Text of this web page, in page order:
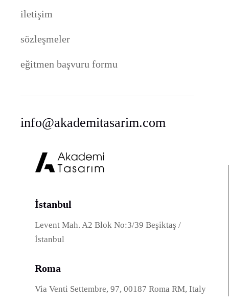
iletişim
sözleşmeler
eğitmen başvuru formu
info@akademitasarim.com
İstanbul
Levent Mah. A2 Blok No:3/39 Beşiktaş /
İstanbul
Roma
Via Venti Settembre, 97, 00187 Roma RM, Italy